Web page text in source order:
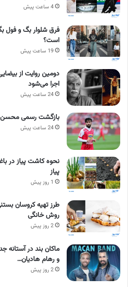
4 ساعت پیش
فرق شلوار بگ و فول
است؟
19 ساعت پیش
دومین روایت از
اجرا می‌شود
24 ساعت پیش
بازگشت رسمی محسن
24 ساعت پیش
نحوه کاشت پیاز در
پیاز
1 روز پیش
طرز تهیه کروسان
روش خانگی
2 روز پیش
ماکان بند در آستانه
و رهام هادیان…
2 روز پیش